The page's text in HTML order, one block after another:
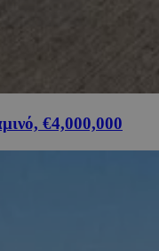
€4,000,000